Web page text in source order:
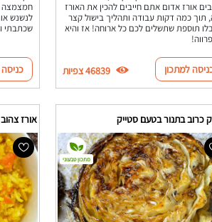
אורז אדום אתם חייבים להכין את האורז
תוך כמה דקות עבודה ותהליך בישול קצר
תוספת שתשלים לכם כל ארוחה! אז והיא
למתכון 46839 צפיות
חמצמצה
לנשנש
שכתבתי
כרוב בתנור בטעם סטייק
מתכון טבעוני
אורז